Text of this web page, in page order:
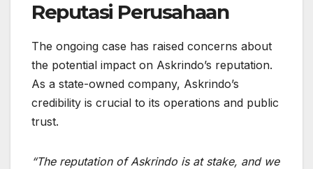
Reputasi Perusahaan
The ongoing case has raised concerns about
the potential impact on Askrindo’s reputation.
As a state-owned company, Askrindo’s
credibility is crucial to its operations and public
trust.
“The reputation of Askrindo is at stake, and we